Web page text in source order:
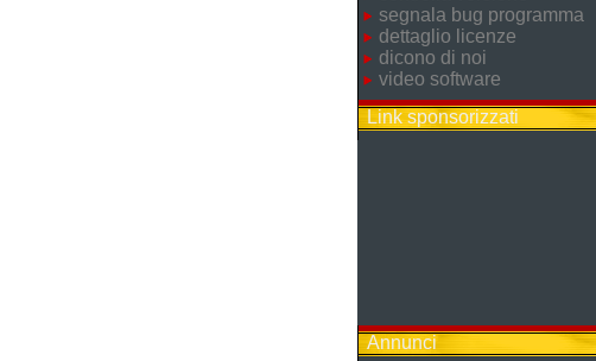
segnala bug programma
dettaglio licenze
dicono di noi
video software
Link sponsorizzati
Annunci